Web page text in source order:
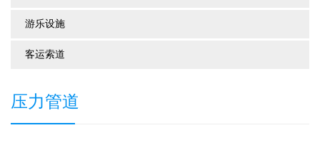
游乐设施
客运索道
压力管道